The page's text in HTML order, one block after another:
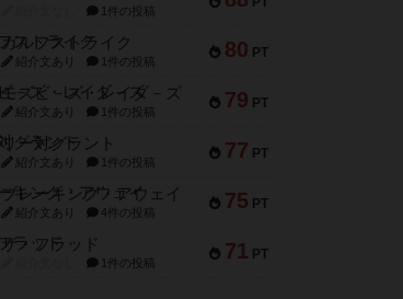
1件の投稿
80 PT
ガルフストライク
紹介文あり 1件の投稿
79 PT
モズビ－ズ・レイダ－ズ
紹介文あり 1件の投稿
77 PT
リー対グラント
紹介文あり 1件の投稿
75 PT
ブレーキング・アウェイ
紹介文あり 4件の投稿
71 PT
ザ・フラッド
1件の投稿